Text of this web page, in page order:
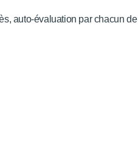
auto-évaluation par chacun